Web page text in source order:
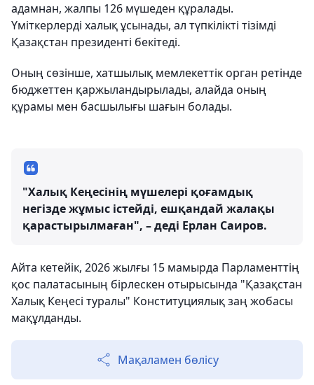
адамнан, жалпы 126 мүшеден құралады.
Үміткерлерді халық ұсынады, ал түпкілікті тізімді
Қазақстан президенті бекітеді.
Оның сөзінше, хатшылық мемлекеттік орган ретінде
бюджеттен қаржыландырылады, алайда оның
құрамы мен басшылығы шағын болады.
"Халық Кеңесінің мүшелері қоғамдық
негізде жұмыс істейді, ешқандай жалақы
қарастырылмаған", – деді Ерлан Саиров.
Айта кетейік, 2026 жылғы 15 мамырда Парламенттің
қос палатасының бірлескен отырысында "Қазақстан
Халық Кеңесі туралы" Конституциялық заң жобасы
мақұлданды.
Мақаламен бөлісу